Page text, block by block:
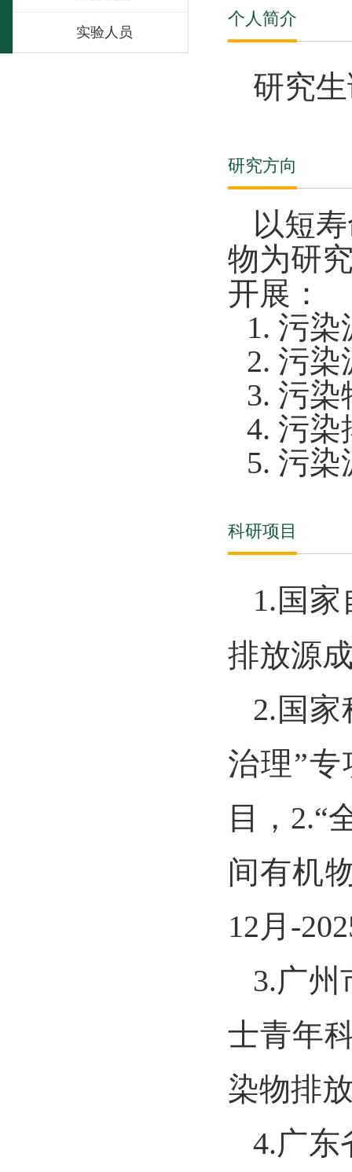
实验人员
个人简介
研究
研究方向
以短
物为研
开展：
1. 污染
2. 污染
3. 污染
4. 污染
5. 污染
科研项目
1.国
排放源
2.国
治理”
目，2.“
间有机
12月 -
3.广
士青年
染物排
4.广东